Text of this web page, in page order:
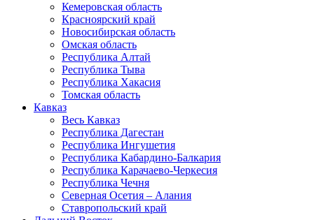
Кемеровская область
Красноярский край
Новосибирская область
Омская область
Республика Алтай
Республика Тыва
Республика Хакасия
Томская область
Кавказ
Весь Кавказ
Республика Дагестан
Республика Ингушетия
Республика Кабардино-Балкария
Республика Карачаево-Черкесия
Республика Чечня
Северная Осетия – Алания
Ставропольский край